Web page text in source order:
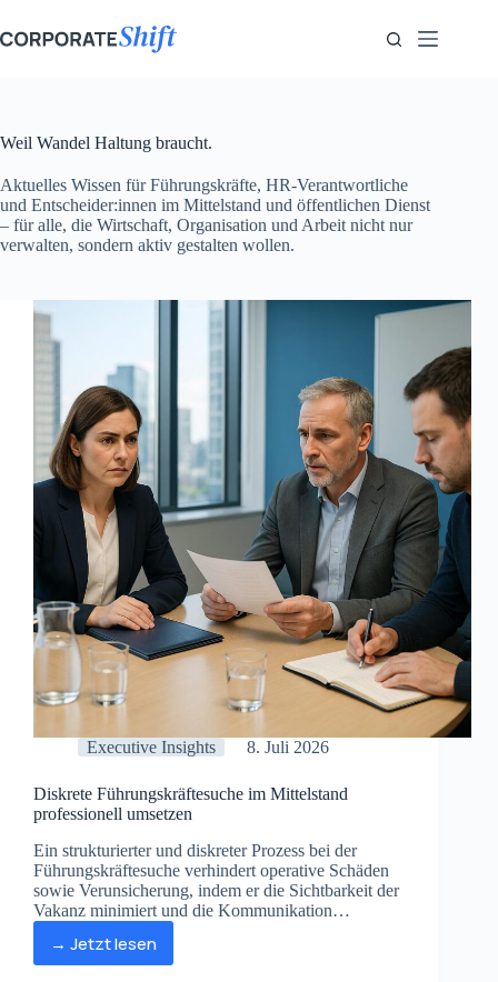
Inhalt
springen
Weil Wandel Haltung braucht.
Aktuelles Wissen für Führungskräfte, HR-Verantwortliche
und Entscheider:innen im Mittelstand und öffentlichen Dienst
– für alle, die Wirtschaft, Organisation und Arbeit nicht nur
verwalten, sondern aktiv gestalten wollen.
Executive Insights 8. Juli 2026
Diskrete Führungskräftesuche im Mittelstand
professionell umsetzen
Ein strukturierter und diskreter Prozess bei der
Führungskräftesuche verhindert operative Schäden
sowie Verunsicherung, indem er die Sichtbarkeit der
Vakanz minimiert und die Kommunikation
→ Jetzt lesen
Diskrete